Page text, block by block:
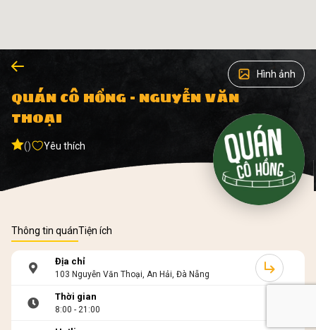
Hình ảnh
QUÁN CÔ HỒNG - NGUYỄN VĂN
THOẠI
() Yêu thích
Thông tin quánTiện ích
Địa chỉ
103 Nguyễn Văn Thoại, An Hải, Đà Nẵng
Thời gian
8:00 - 21:00